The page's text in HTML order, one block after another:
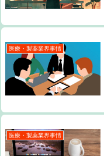
医療・製薬業界事情
医療・製薬業界事情